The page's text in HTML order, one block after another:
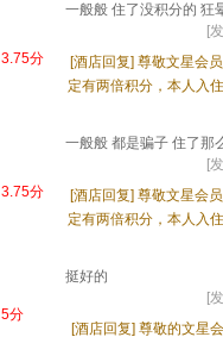
3.75分
一般般 住了没积分的 狂
[
[酒店回复] 尊敬文星会
定有两倍积分，本人入
3.75分
一般般 都是骗子 住了那
[
[酒店回复] 尊敬文星会
定有两倍积分，本人入
5分
挺好的
[
[酒店回复] 尊敬的文星